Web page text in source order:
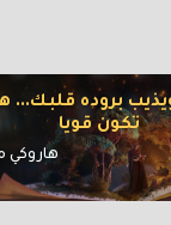
بروده قلبك...
تكون قويا
هاروكي